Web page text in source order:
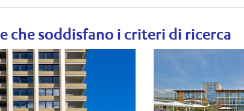
che soddisfano i criteri di ricerca